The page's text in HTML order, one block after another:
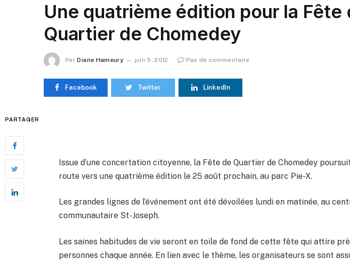
Une quatrième édition pour la Fête
Quartier de Chomedey
Par Diane Hameury juin 5, 2012 Pas de commentaire
Facebook Twitter LinkedIn
PARTAGER
Issue d’une concertation citoyenne, la Fête de Quartier de Chomedey
route vers une quatrième édition le 25 août prochain, au parc Pie-X.
Les grandes lignes de l’événement ont été dévoilées lundi en matinée, au
communautaire St-Joseph.
Les saines habitudes de vie seront en toile de fond de cette fête qui attire
personnes chaque année. En lien avec le thème, les organisateurs se sont